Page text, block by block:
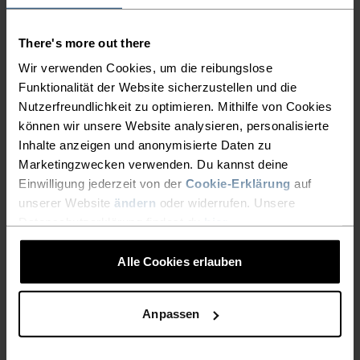
There's more out there
Wir verwenden Cookies, um die reibungslose
Funktionalität der Website sicherzustellen und die
Nutzerfreundlichkeit zu optimieren. Mithilfe von Cookies
können wir unsere Website analysieren, personalisierte
Inhalte anzeigen und anonymisierte Daten zu
Marketingzwecken verwenden. Du kannst deine
Einwilligung jederzeit von der Cookie-Erklärung auf
unserer Website ändern oder widerrufen. Unsere
Alle Cookies erlauben
Anpassen
AKTIVITÄTSART
ALLES MODERATE AKTIVITÄTEN
Wandern - Ski & Snow
MATERIALEIGENSCHAFTEN
SYNTHETISCH
MERINO
Synthetisch - fühlt sich wie eine zweite Haut an - dehnbar,
aussergewöhnlich leicht, exzellenter
Feuchtigkeitstransport, hilft bei der
Körpertemperaturregulierung, trocknet schnelle und
hält viele Jahre.
TEMPERATUR-KONTROLL-SYSTEM